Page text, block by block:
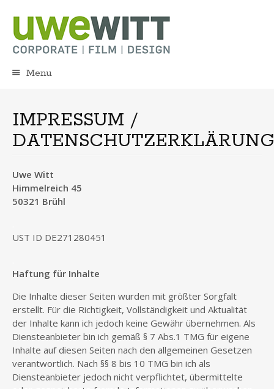
Menu
i
p
t
o
o
n
t
t
IMPRESSUM /
DATENSCHUTZERKLÄRUNG
Uwe Witt
Himmelreich 45
50321 Brühl
UST ID DE271280451
Haftung für Inhalte
Die Inhalte dieser Seiten wurden mit größter Sorgfalt
erstellt. Für die Richtigkeit, Vollständigkeit und Aktualität
der Inhalte kann ich jedoch keine Gewähr übernehmen. Als
Diensteanbieter bin ich gemäß § 7 Abs.1 TMG für eigene
Inhalte auf diesen Seiten nach den allgemeinen Gesetzen
verantwortlich. Nach §§ 8 bis 10 TMG bin ich als
Diensteanbieter jedoch nicht verpflichtet, übermittelte